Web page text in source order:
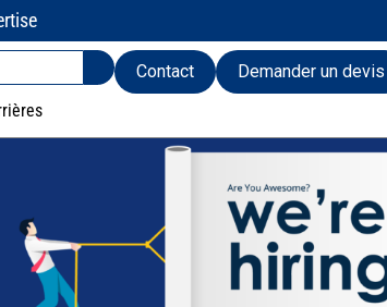
Contact Demander un devis